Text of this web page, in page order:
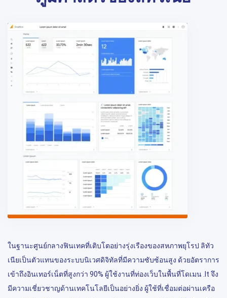
ในฐานะศูนย์กลางฟินเทคที่เติบโตอย่างรุ่งเรืองของสหภาพยุโรป ลิทัว
เนียเป็นตัวแทนของระบบนิเวศดิจิทัลที่มีความซับซ้อนสูง ด้วยอัตราการ
เข้าถึงอินเทอร์เน็ตที่สูงกว่า 90% ผู้ใช้งานที่ท่องเว็บในพื้นที่โดเมน .lt จึง
มีความเชี่ยวชาญด้านเทคโนโลยีเป็นอย่างยิ่ง ผู้ใช้ที่เชื่อมต่อผ่านเครือ